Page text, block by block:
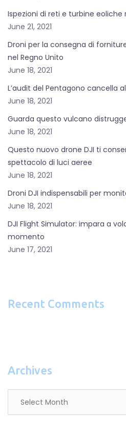
Ispezioni di reti e turbine eoliche
June 21, 2021
Droni per la consegna di
nel Regno Unito
June 18, 2021
L’audit del Pentagono cancella
June 18, 2021
Guarda questo vulcano
June 18, 2021
Questo nuovo drone DJI ti
spettacolo di luci aeree
June 18, 2021
Droni DJI indispensabili per
June 18, 2021
DJI Flight Simulator: impara a
momento
June 17, 2021
Recent Comments
Archives